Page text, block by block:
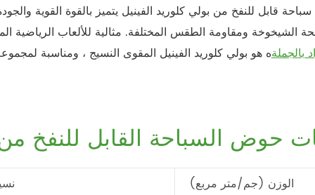
قابل للنفخ من بولي كلوريد الفينيل يتميز بالقوة القوية
الشيخوخة ومقاومة الطقس المختلفة. مثالية للألعاب الرياضية
بالجملةه هو بولي كلوريد الفينيل المقوى النسيج ، ومناسبة
حوض السباحة القابل للنفخ من
الوزن (جم/متر مربع)